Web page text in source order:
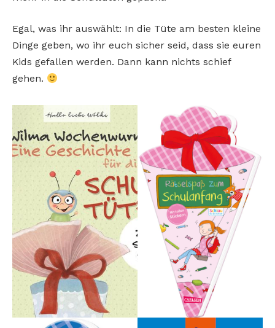
Egal, was ihr auswählt: In die Tüte am besten kleine
Dinge geben, wo ihr euch sicher seid, dass sie euren
Kids gefallen werden. Dann kann nichts schief
gehen.